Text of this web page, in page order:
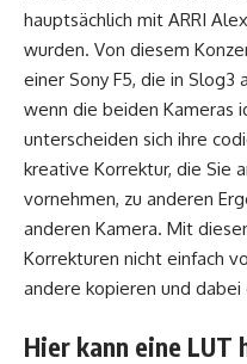
hauptsächlich mit ARRI
wurden. Von diesem
einer Sony F5, die in
wenn die beiden Kameras
unterscheiden sich ihre
kreative Korrektur, die Sie
vornehmen, zu anderen
anderen Kamera. Mit
Korrekturen nicht einfach
andere kopieren und
Hier kann eine LUT